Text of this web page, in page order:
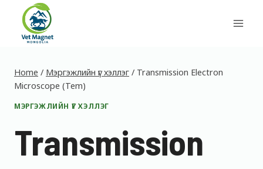
content
Home / Мэргэжлийн үг хэллэг / Transmission Electron
Microscope (Tem)
МЭРГЭЖЛИЙН ҮГ ХЭЛЛЭГ
Transmission